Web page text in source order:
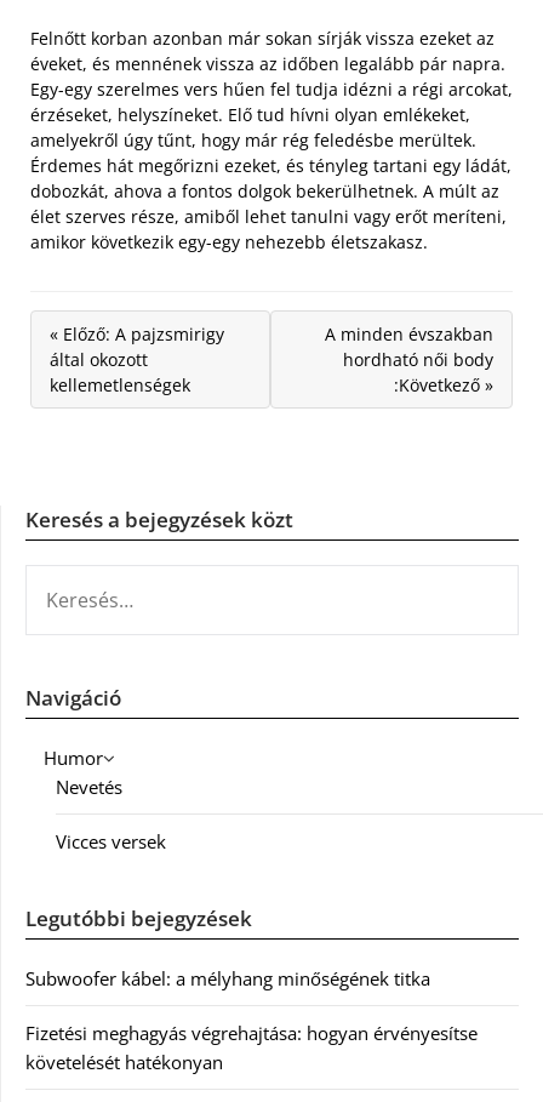
Felnőtt korban azonban már sokan sírják vissza ezeket az
éveket, és mennének vissza az időben legalább pár napra.
Egy-egy szerelmes vers hűen fel tudja idézni a régi arcokat,
érzéseket, helyszíneket. Elő tud hívni olyan emlékeket,
amelyekről úgy tűnt, hogy már rég feledésbe merültek.
Érdemes hát megőrizni ezeket, és tényleg tartani egy ládát,
dobozkát, ahova a fontos dolgok bekerülhetnek. A múlt az
élet szerves része, amiből lehet tanulni vagy erőt meríteni,
amikor következik egy-egy nehezebb életszakasz.
« Előző: A pajzsmirigy
által okozott
kellemetlenségek
A minden évszakban
hordható női body
:Következő »
Keresés a bejegyzések közt
Navigáció
Humor
Nevetés
Vicces versek
Legutóbbi bejegyzések
Subwoofer kábel: a mélyhang minőségének titka
Fizetési meghagyás végrehajtása: hogyan érvényesítse
követelését hatékonyan